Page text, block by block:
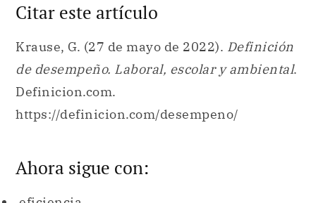
Citar este artículo
Krause, G. (27 de mayo de 2022). Definición
de desempeño. Laboral, escolar y ambiental.
Definicion.com.
https://definicion.com/desempeno/
Ahora sigue con: